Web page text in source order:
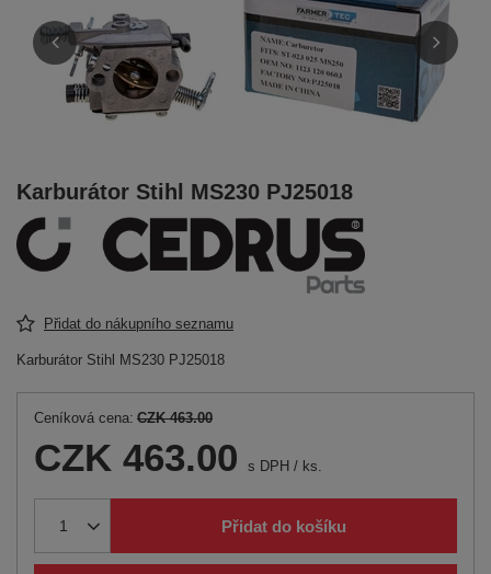
Karburátor Stihl MS230 PJ25018
Přidat do nákupního seznamu
Karburátor Stihl MS230 PJ25018
Ceníková cena: CZK 463.00
CZK 463.00 s DPH / ks.
Přidat do košíku